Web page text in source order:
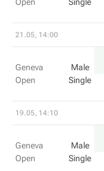
21.05, 14:00
Geneva
Open
Male
Single
19.05, 14:10
Geneva
Open
Male
Single